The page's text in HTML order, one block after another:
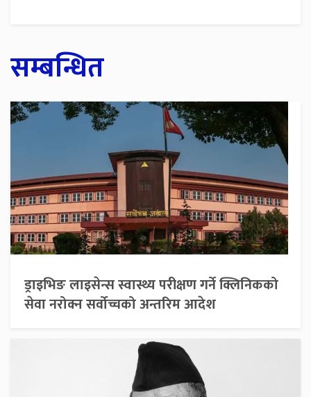
सम्बन्धित
ड्राइभिङ लाइसेन्स स्वास्थ्य परीक्षण गर्ने क्लिनिकको
सेवा नरोक्न सर्वोच्चको अन्तरिम आदेश